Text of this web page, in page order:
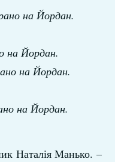
на Йордан.
на Йордан.
на Йордан.
на Йордан.
Наталія Манько. –